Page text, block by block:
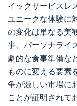
イックサービスレ
ユニークな体験に
の変化は単なる美
事、パーソナライ
劇的な食事準備な
ものに変える要素
争が激しい市場に
ことが証明されて